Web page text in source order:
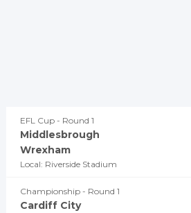
EFL Cup - Round 1
Middlesbrough
Wrexham
Local: Riverside Stadium
Championship - Round 1
Cardiff City